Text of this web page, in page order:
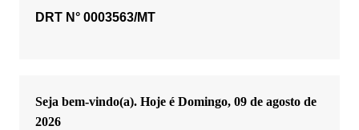
DRT N° 0003563/MT
Seja bem-vindo(a). Hoje é Domingo, 09 de agosto de
2026